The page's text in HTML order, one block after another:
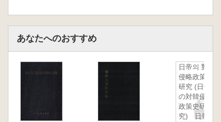
あなたへのおすすめ
日帝의 對韓
侵略政策史
研究 (日帝
の対韓侵略
政策史研
究) 日帝